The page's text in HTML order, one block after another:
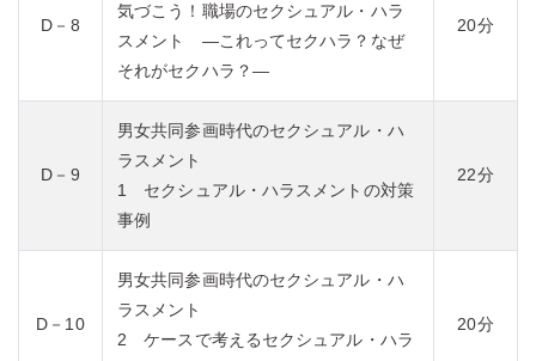
D－8
気づこう！職場のセクシュアル・ハラ
スメント ―これってセクハラ？なぜ
それがセクハラ？―
20分
D－9
男女共同参画時代のセクシュアル・ハ
ラスメント
1 セクシュアル・ハラスメントの対策
事例
22分
D－10
男女共同参画時代のセクシュアル・ハ
ラスメント
2 ケースで考えるセクシュアル・ハラ
20分